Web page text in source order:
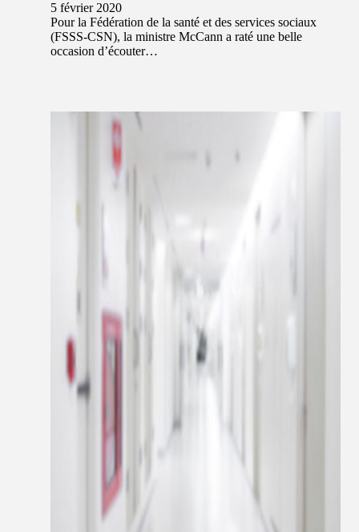
5 février 2020
Pour la Fédération de la santé et des services sociaux
(FSSS-CSN), la ministre McCann a raté une belle
occasion d’écouter…